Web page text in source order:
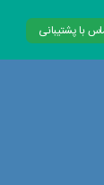
با پشتیبانی